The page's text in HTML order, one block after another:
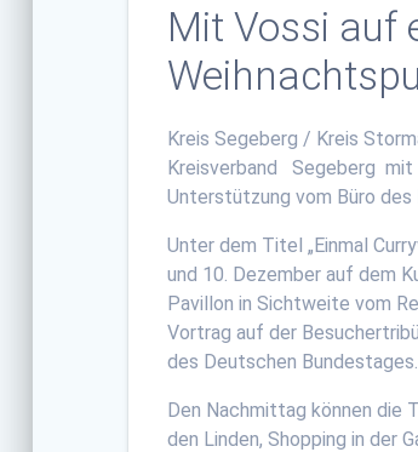
Mit Vossi auf
Kreis Segeberg / Kreis
Kreisverband Segeberg mit
Unterstützung vom Büro des
Unter dem Titel „Einmal
und 10. Dezember auf dem
Pavillon in Sichtweite vom
Vortrag auf der
des Deutschen Bundestages.
Den Nachmittag können die
den Linden, Shopping in der